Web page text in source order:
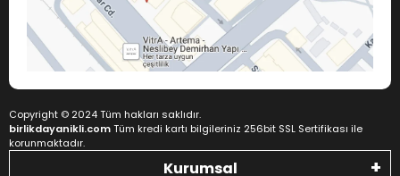
Copyright © 2024 Tüm hakları saklıdır.
birlikdayanikli.comTüm kredi kartı bilgileriniz 256bit SSL Sertifikası ile
korunmaktadır.
Kurumsal